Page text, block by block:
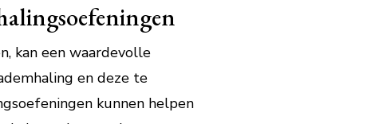
kan een waardevolle
en deze te
kunnen helpen